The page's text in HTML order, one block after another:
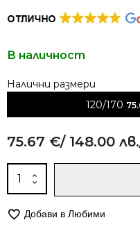
В наличност
120/170
75.67 €/ 148.00 лв.
количество
килим
Alternative:
Добави в Любими